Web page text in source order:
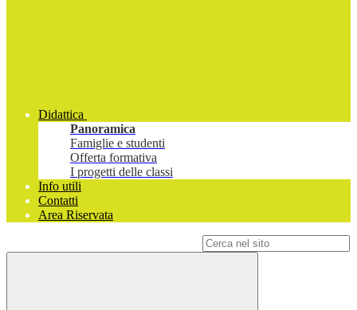
Didattica
Panoramica
Famiglie e studenti
Offerta formativa
I progetti delle classi
Info utili
Contatti
Area Riservata